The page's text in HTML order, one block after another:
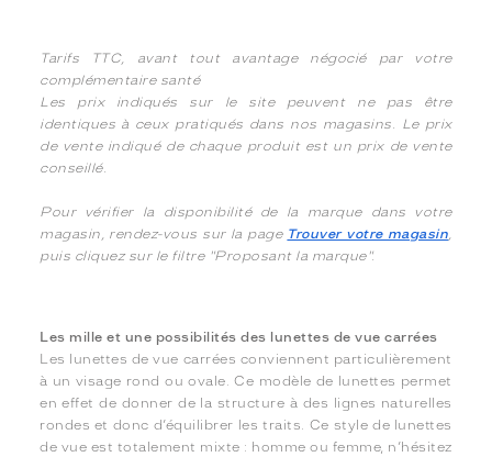
Tarifs TTC, avant tout avantage négocié par votre
complémentaire santé
Les prix indiqués sur le site peuvent ne pas être
identiques à ceux pratiqués dans nos magasins. Le prix
de vente indiqué de chaque produit est un prix de vente
conseillé.
Pour vérifier la disponibilité de la marque dans votre
magasin, rendez-vous sur la page Trouver votre magasin,
puis cliquez sur le filtre "Proposant la marque".
Les mille et une possibilités des lunettes de vue carrées
Les lunettes de vue carrées conviennent particulièrement
à un visage rond ou ovale. Ce modèle de lunettes permet
en effet de donner de la structure à des lignes naturelles
rondes et donc d’équilibrer les traits. Ce style de lunettes
de vue est totalement mixte : homme ou femme, n’hésitez